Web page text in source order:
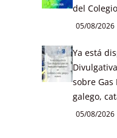
del
05/08/2026
Ya está
sobre Gas
galego,
05/08/2026